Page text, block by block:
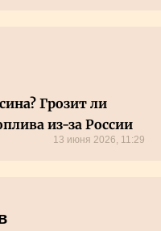
Грозит ли
из-за России
13 июня 2026, 11:29